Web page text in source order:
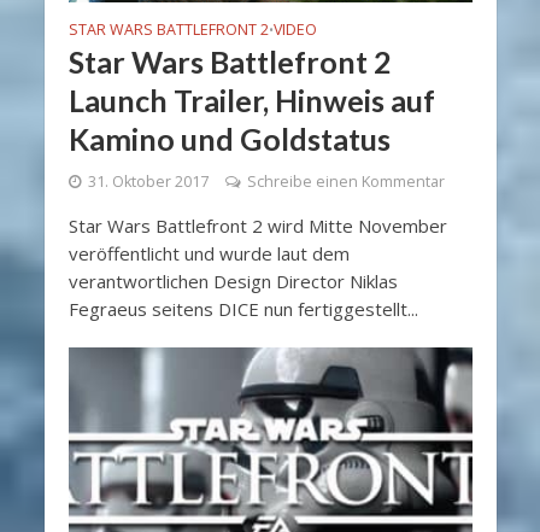
STAR WARS BATTLEFRONT 2•VIDEO
Star Wars Battlefront 2
Launch Trailer, Hinweis auf
Kamino und Goldstatus
31. Oktober 2017 Schreibe einen Kommentar
Star Wars Battlefront 2 wird Mitte November
veröffentlicht und wurde laut dem
verantwortlichen Design Director Niklas
Fegraeus seitens DICE nun fertiggestellt...